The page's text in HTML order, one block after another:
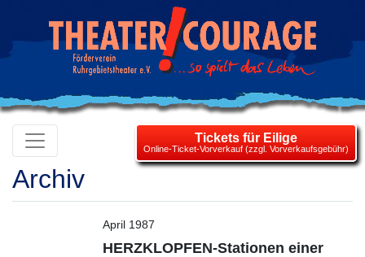
Tickets für Eilige
Online-Ticket-Vorverkauf (zzgl. Vorverkaufsgebühr)
Archiv
April 1987
HERZKLOPFEN-Stationen einer